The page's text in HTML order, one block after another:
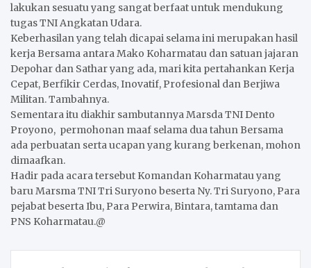
lakukan sesuatu yang sangat berfaat untuk mendukung
tugas TNI Angkatan Udara.
Keberhasilan yang telah dicapai selama ini merupakan hasil
kerja Bersama antara Mako Koharmatau dan satuan jajaran
Depohar dan Sathar yang ada, mari kita pertahankan Kerja
Cepat, Berfikir Cerdas, Inovatif, Profesional dan Berjiwa
Militan. Tambahnya.
Sementara itu diakhir sambutannya Marsda TNI Dento
Proyono, permohonan maaf selama dua tahun Bersama
ada perbuatan serta ucapan yang kurang berkenan, mohon
dimaafkan.
Hadir pada acara tersebut Komandan Koharmatau yang
baru Marsma TNI Tri Suryono beserta Ny. Tri Suryono, Para
pejabat beserta Ibu, Para Perwira, Bintara, tamtama dan
PNS Koharmatau.@